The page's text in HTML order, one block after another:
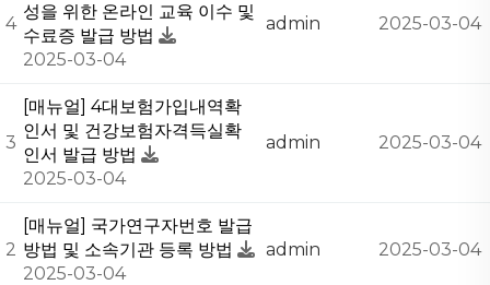
4
성을 위한 온라인 교육 이수 및
수료증 발급 방법
2025-03-04
admin 2025-03-04
3
[매뉴얼] 4대보험가입내역확
인서 및 건강보험자격득실확
인서 발급 방법
2025-03-04
admin 2025-03-04
2
[매뉴얼] 국가연구자번호 발급
방법 및 소속기관 등록 방법
2025-03-04
admin 2025-03-04